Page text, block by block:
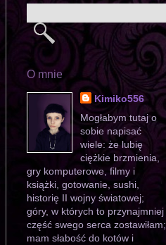
O mnie
Kimiko556
Mogłabym tutaj o
sobie napisać
wiele: że lubię
ciężkie brzmienia,
gry komputerowe, filmy i
książki, gotowanie, sushi,
historię II wojny światowej;
góry, w których to przynajmniej
część swego serca zostawiłam;
mam słabość do kotów i